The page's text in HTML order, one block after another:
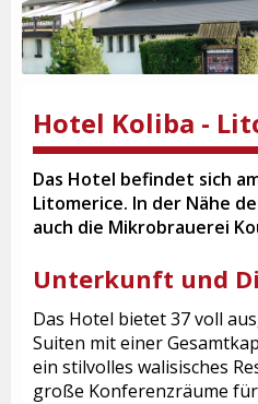
Hotel Koliba -
Das Hotel befindet sich
Litomerice. In der Nähe
auch die Mikrobrauerei
Unterkunft und
Das Hotel bietet 37 voll
Suiten mit einer
ein stilvolles walisisches
große Konferenzräume